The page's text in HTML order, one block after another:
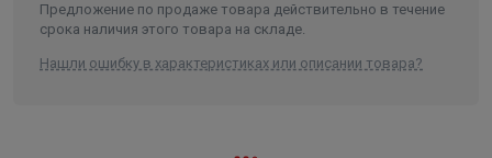
Высота в упаковке, см. 12.000
Вес в упаковке, кг 1.000
Предложение по продаже товара действительно в течение
срока наличия этого товара на складе.
Нашли ошибку в характеристиках или описании товара?